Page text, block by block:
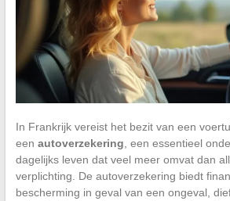
In Frankrijk vereist het bezit van een
een autoverzekering , een essentieel
dagelijks leven dat veel meer omvat dan
verplichting. De autoverzekering biedt
bescherming in geval van een ongeval,